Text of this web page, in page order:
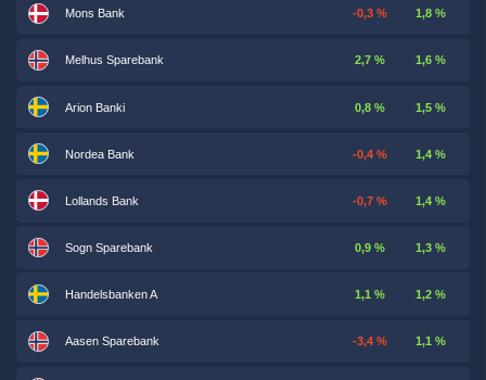
Mons Bank -0,3 % 1,8 %
Melhus Sparebank 2,7 % 1,6 %
Arion Banki 0,8 % 1,5 %
Nordea Bank -0,4 % 1,4 %
Lollands Bank -0,7 % 1,4 %
Sogn Sparebank 0,9 % 1,3 %
Handelsbanken A 1,1 % 1,2 %
Aasen Sparebank -3,4 % 1,1 %